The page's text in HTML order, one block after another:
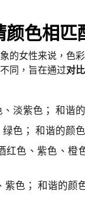
色相匹
的女性来说，色
同，旨在通过对比
淡紫色； 和谐
色； 和谐的颜
红色、紫色、橙
紫色； 和谐的颜